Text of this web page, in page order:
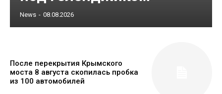
News - 08.08.2026
После перекрытия Крымского
моста 8 августа скопилась пробка
из 100 автомобилей